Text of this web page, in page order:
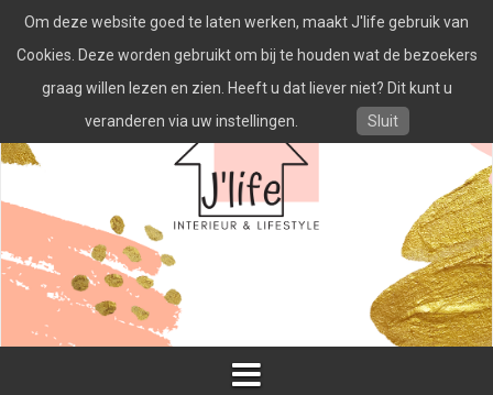
naar
inhoud
Om deze website goed te laten werken, maakt J'life gebruik van
Cookies. Deze worden gebruikt om bij te houden wat de bezoekers
graag willen lezen en zien. Heeft u dat liever niet? Dit kunt u
veranderen via uw instellingen.
Sluit